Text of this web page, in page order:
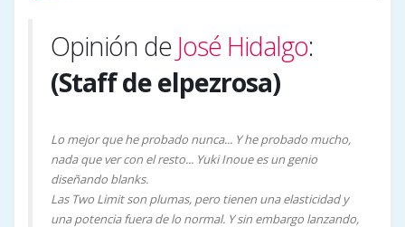
Opinión de José Hidalgo:
(Staff de elpezrosa)
Lo mejor que he probado nunca... Y he probado mucho,
nada que ver con el resto... Yuki Inoue es un genio
diseñando blanks.
Las Two Limit son plumas, pero tienen una elasticidad y
una potencia fuera de lo normal. Y sin embargo lanzando,